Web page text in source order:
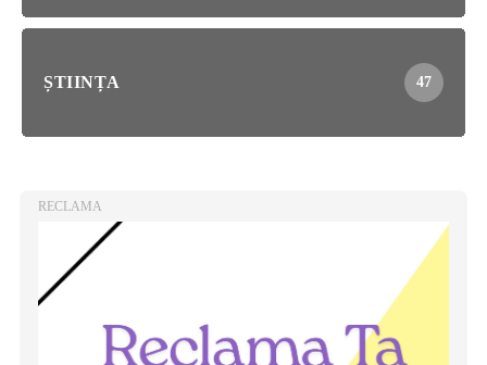
ȘTIINȚA 47
RECLAMA